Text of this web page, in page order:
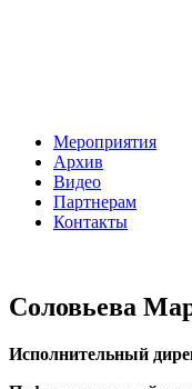
Мероприятия
Архив
Видео
Партнерам
Контакты
Соловьева
Исполнительный